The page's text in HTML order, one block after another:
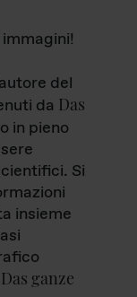
del
da Das
in pieno
Si
insieme
Das ganze